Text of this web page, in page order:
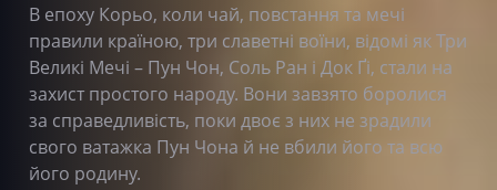
В епоху Корьо, коли чай, повстання та мечі
правили країною, три славетні воїни, відомі як Три
Великі Мечі – Пун Чон, Соль Ран і Док Ґі, стали на
захист простого народу. Вони завзято боролися
за справедливість, поки двоє з них не зрадили
свого ватажка Пун Чона й не вбили його та всю
його родину.